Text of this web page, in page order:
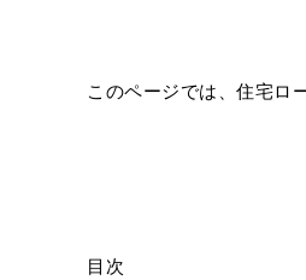
このページでは、住宅ロ
目次